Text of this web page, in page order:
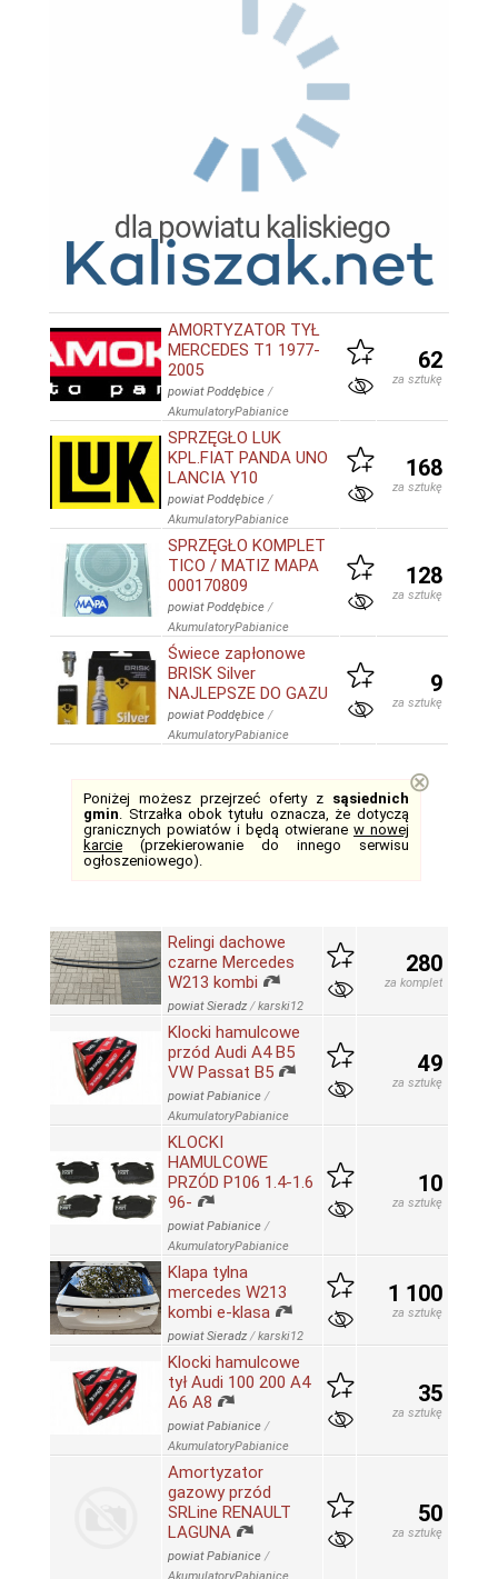
AMORTYZATOR TYŁ
MERCEDES T1 1977-
2005
powiat Poddębice /
AkumulatoryPabianice
62
za sztukę
SPRZĘGŁO LUK
KPL.FIAT PANDA UNO
LANCIA Y10
powiat Poddębice /
AkumulatoryPabianice
168
za sztukę
SPRZĘGŁO KOMPLET
TICO / MATIZ MAPA
000170809
powiat Poddębice /
AkumulatoryPabianice
128
za sztukę
Świece zapłonowe
BRISK Silver
NAJLEPSZE DO GAZU
powiat Poddębice /
AkumulatoryPabianice
9
za sztukę
Poniżej możesz przejrzeć oferty z sąsiednich
gmin. Strzałka obok tytułu oznacza, że dotyczą
granicznych powiatów i będą otwierane w nowej
karcie (przekierowanie do innego serwisu
ogłoszeniowego).
⊗
Relingi dachowe
czarne Mercedes
W213 kombi
powiat Sieradz /karski12
280
za komplet
Klocki hamulcowe
przód Audi A4 B5
VW Passat B5
powiat Pabianice /
AkumulatoryPabianice
49
za sztukę
KLOCKI
HAMULCOWE
PRZÓD P106 1.4-1.6
96-
powiat Pabianice /
AkumulatoryPabianice
10
za sztukę
Klapa tylna
mercedes W213
kombi e-klasa
powiat Sieradz /karski12
1 100
za sztukę
Klocki hamulcowe
tył Audi 100 200 A4
A6 A8
powiat Pabianice /
AkumulatoryPabianice
35
za sztukę
Amortyzator
gazowy przód
SRLine RENAULT
LAGUNA
powiat Pabianice /
50
za sztukę